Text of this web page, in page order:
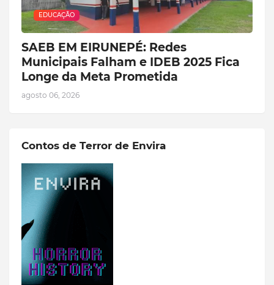
EDUCAÇÃO
SAEB EM EIRUNEPÉ: Redes
Municipais Falham e IDEB 2025 Fica
Longe da Meta Prometida
agosto 06, 2026
Contos de Terror de Envira